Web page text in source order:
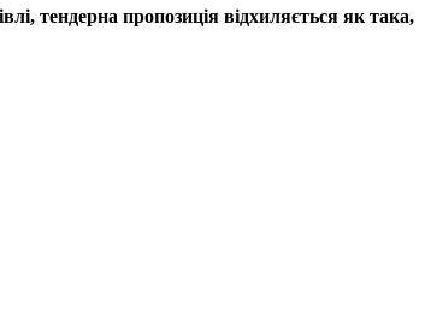
тендерна пропозиція відхиляється як така,